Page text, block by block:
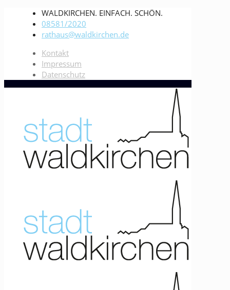
WALDKIRCHEN. EINFACH. SCHÖN.
08581/2020
rathaus@waldkirchen.de
Kontakt
Impressum
Datenschutz